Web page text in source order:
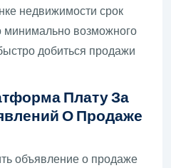
недвижимости срок
минимально возможного
добиться продажи
Плату За
О Продаже
объявление о продаже